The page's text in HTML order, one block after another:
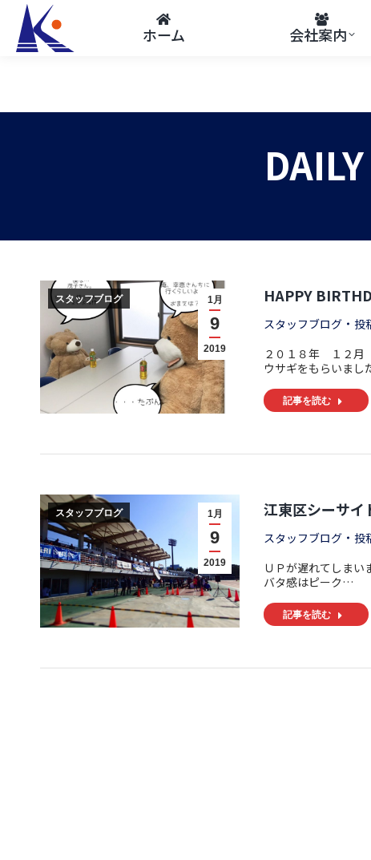
ホーム 会社案内
1月
9
2019
スタッフブログ HAPPY
スタッフブログ 投
２０１８年 １２月
ウサギをもらいま
記事を読む
1月
9
2019
スタッフブログ 江東区シーサ
スタッフブログ 投
ＵＰが遅れてしま
バタ感はピーク…
記事を読む